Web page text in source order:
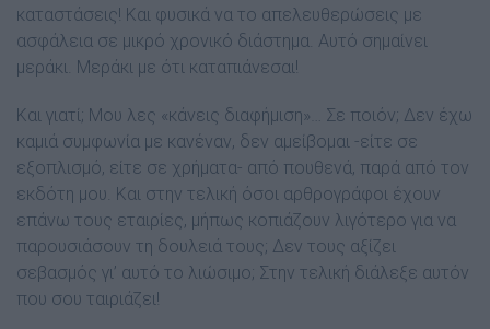
καταστάσεις! Και φυσικά να το απελευθερώσεις µε
ασφάλεια σε µικρό χρονικό διάστηµα. Αυτό σηµαίνει
µεράκι. Mεράκι µε ότι καταπιάνεσαι!
Και γιατί; Μου λες «κάνεις διαφήµιση»… Σε ποιόν; ∆εν έχω
καµιά συµφωνία µε κανέναν, δεν αµείβοµαι -είτε σε
εξοπλισµό, είτε σε χρήµατα- από πουθενά, παρά από τον
εκδότη µου. Και στην τελική όσοι αρθρογράφοι έχουν
επάνω τους εταιρίες, µήπως κοπιάζουν λιγότερο για να
παρουσιάσουν τη δουλειά τους; ∆εν τους αξίζει
σεβασµός γι’ αυτό το λιώσιµο; Στην τελική διάλεξε αυτόν
που σου ταιριάζει!